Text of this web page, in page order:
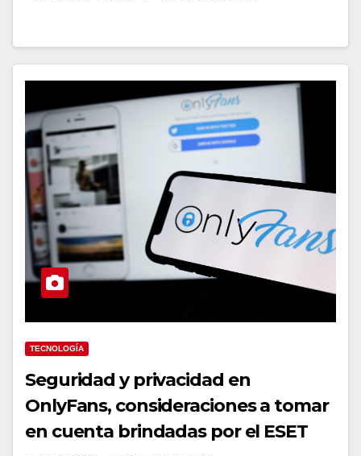
TECNOLOGÍA
Seguridad y privacidad en
OnlyFans, consideraciones a tomar
en cuenta brindadas por el ESET